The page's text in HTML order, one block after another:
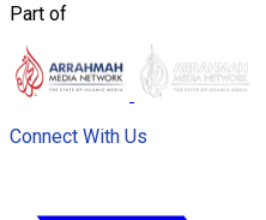
Part of
Connect With Us